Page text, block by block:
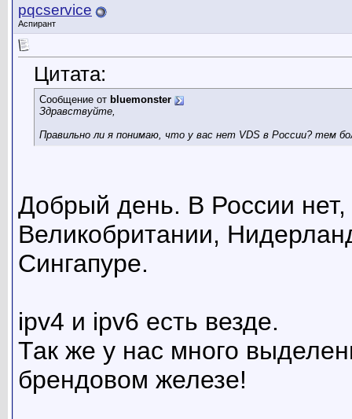
pqcservice
Аспирант
Цитата:
Сообщение от bluemonster
Здравствуйте,
Правильно ли я понимаю, что у вас нет VDS в России? тем
Добрый день. В России
Великобритании,
Сингапуре.
ipv4 и ipv6 есть везде.
Так же у нас много
брендовом железе!